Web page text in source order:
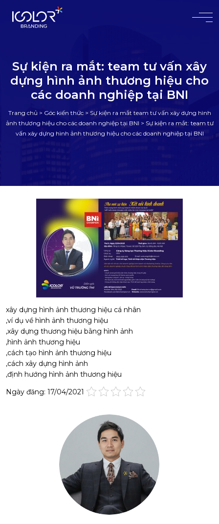
#
Sự kiện ra mắt: team tư vấn xây
dựng hình ảnh thương hiệu cho
các doanh nghiệp tại BNI
Trang chủ > Góc kiến thức> Sự kiện ra mắt team tư vấn xây dựng hình
ảnh thương hiệu cho các doanh nghiệp tại BNI > Sự kiện ra mắt: team tư
vấn xây dựng hình ảnh thương hiệu cho các doanh nghiệp tại BNI
xây dựng hình ảnh thương hiệu cá nhân
,ví dụ về hình ảnh thương hiệu
,xây dựng thương hiệu bằng hình ảnh
,hình ảnh thương hiệu
,cách tạo hình ảnh thương hiệu
,cách xây dựng hình ảnh
,định hướng hình ảnh thương hiệu
Ngày đăng: 17/04/2021